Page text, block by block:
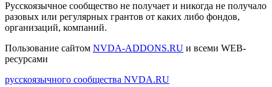
Русскоязычное сообщество не получает и никогда не получало
разовых или регулярных грантов от каких либо фондов,
организаций, компаний.
Пользование сайтом NVDA-ADDONS.RU и всеми WEB-
ресурсами
русскоязычного сообщества NVDA.RU